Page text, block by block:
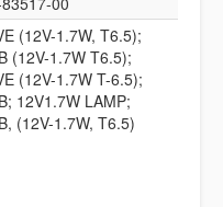
(12V-1.7W, T6.5);
(12V-1.7W T6.5);
(12V-1.7W T-6.5);
12V1.7W LAMP;
(12V-1.7W, T6.5)